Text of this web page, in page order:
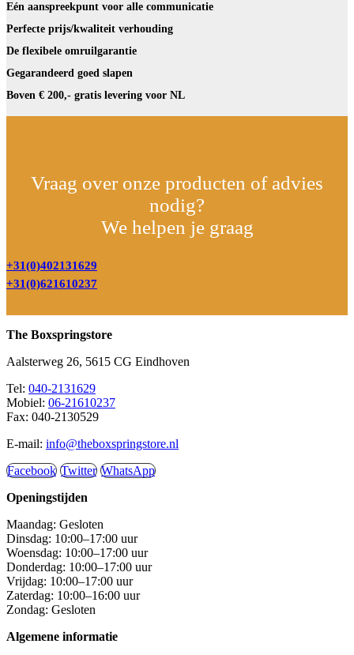
Eén aanspreekpunt voor alle communicatie
Perfecte prijs/kwaliteit verhouding
De flexibele omruilgarantie
Gegarandeerd goed slapen
Boven € 200,- gratis levering voor NL
Vraag over onze producten of advies
nodig?
We helpen je graag
+31(0)402131629
+31(0)621610237
The Boxspringstore
Aalsterweg 26, 5615 CG Eindhoven
Tel: 040-2131629
Mobiel: 06-21610237
Fax: 040-2130529
E-mail: info@theboxspringstore.nl
Facebook Twitter WhatsApp
Openingstijden
Maandag: Gesloten
Dinsdag: 10:00–17:00 uur
Woensdag: 10:00–17:00 uur
Donderdag: 10:00–17:00 uur
Vrijdag: 10:00–17:00 uur
Zaterdag: 10:00–16:00 uur
Zondag: Gesloten
Algemene informatie